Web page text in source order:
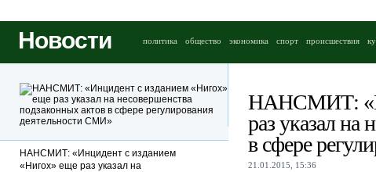
Новости политика общество экономика спорт происшествия
НАНСМИТ:
раз указал на
в сфере
21.01.2015, 15:36
НАНСМИТ: «Инцидент с изданием
«Нигох» еще раз указал на